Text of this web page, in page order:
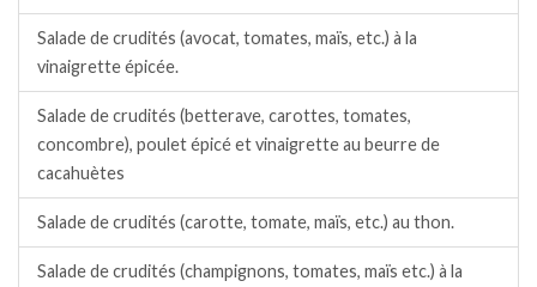
Salade de crudités (avocat, tomates, maïs, etc.) à la
vinaigrette épicée.
Salade de crudités (betterave, carottes, tomates,
concombre), poulet épicé et vinaigrette au beurre de
cacahuètes
Salade de crudités (carotte, tomate, maïs, etc.) au thon.
Salade de crudités (champignons, tomates, maïs etc.) à la